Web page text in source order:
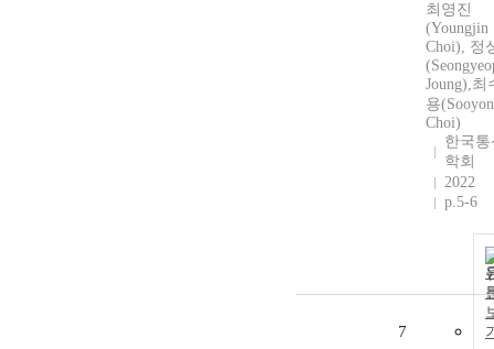
최영진
(Youngjin
Choi), 정
Joung),최
용
Choi)
한국통
학회
2022
p.5-6
7